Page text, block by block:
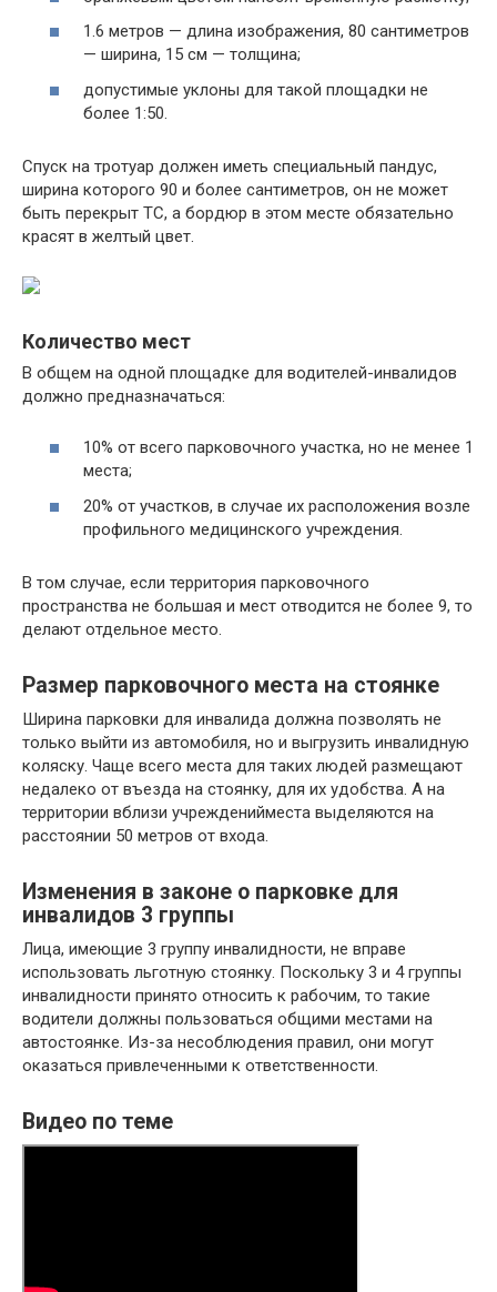
1.6 метров — длина изображения, 80 сантиметров
— ширина, 15 см — толщина;
допустимые уклоны для такой площадки не
более 1:50.
Спуск на тротуар должен иметь специальный пандус,
ширина которого 90 и более сантиметров, он не может
быть перекрыт ТС, а бордюр в этом месте обязательно
красят в желтый цвет.
Количество мест
В общем на одной площадке для водителей-инвалидов
должно предназначаться:
10% от всего парковочного участка, но не менее 1
места;
20% от участков, в случае их расположения возле
профильного медицинского учреждения.
В том случае, если территория парковочного
пространства не большая и мест отводится не более 9, то
делают отдельное место.
Размер парковочного места на стоянке
Ширина парковки для инвалида должна позволять не
только выйти из автомобиля, но и выгрузить инвалидную
коляску. Чаще всего места для таких людей размещают
недалеко от въезда на стоянку, для их удобства. А на
территории вблизи учрежденийместа выделяются на
расстоянии 50 метров от входа.
Изменения в законе о парковке для
инвалидов 3 группы
Лица, имеющие 3 группу инвалидности, не вправе
использовать льготную стоянку. Поскольку 3 и 4 группы
инвалидности принято относить к рабочим, то такие
водители должны пользоваться общими местами на
автостоянке. Из-за несоблюдения правил, они могут
оказаться привлеченными к ответственности.
Видео по теме